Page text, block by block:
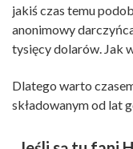
jakiś czas temu
anonimowy
tysięcy dolarów. Jak
Dlatego warto
składowanym od lat